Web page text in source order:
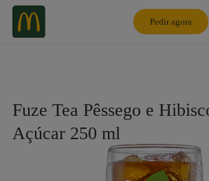
Pedir agora
Fuze Tea Pêssego e
Açúcar 250 ml